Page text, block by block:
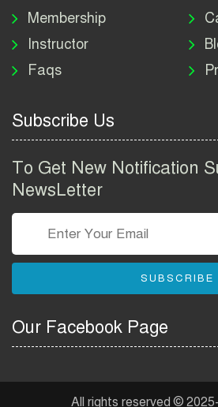
Job
২০২৬ |
Group
তথ্য
Circular
বিজ্ঞপ্তি
Membership
Instructor
Faqs
Subscribe Us
To Get New Notification
NewsLetter
SUBSCRIBE
Our Facebook Page
All rights reserved ©